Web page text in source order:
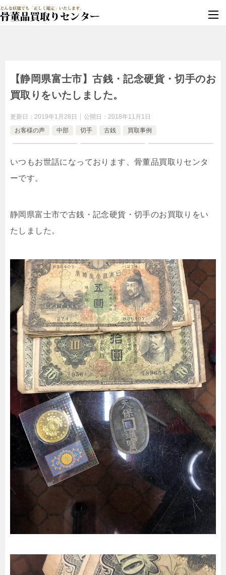
【静岡県富士市】古銭・記念硬貨・切手のお
買取りをいたしました。
更新日： 2019年1月28日 公開日： 2018年11月1日
お客様の声
中部 切手 古銭 買取事例
いつもお世話になっております、骨董品買取りセンタ
ーです。
静岡県富士市で古銭・記念硬貨・切手のお買取りをい
たしました。